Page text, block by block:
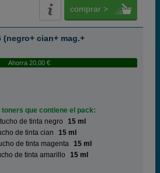
comprar >
(negro+ cian+ mag.+
Ahorra 20,00 €
que contiene el pack:
de tinta negro
15 ml
de tinta cian
15 ml
de tinta magenta 15 ml
de tinta amarillo
15 ml